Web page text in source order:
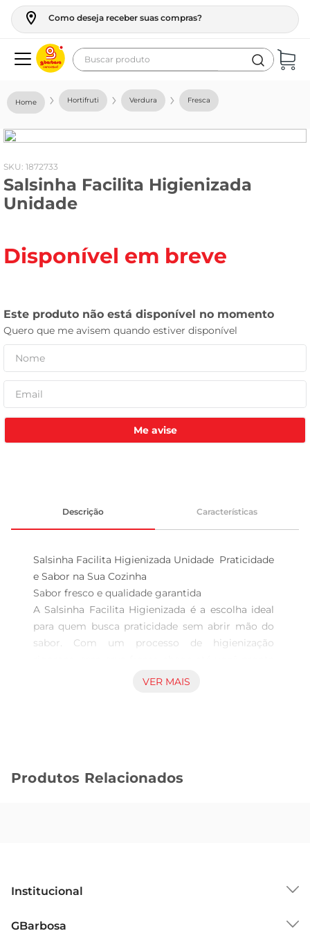
Como deseja receber suas compras?
Buscar produto
Hortifruti Verdura Fresca
: 1872733
Salsinha Facilita Higienizada
Unidade
Disponível em breve
Me avise
Descrição Características
Salsinha Facilita Higienizada Unidade  Praticidade
e Sabor na Sua Cozinha
Sabor fresco e qualidade garantida
A Salsinha Facilita Higienizada é a escolha ideal
para quem busca praticidade sem abrir mão do
sabor. Com um processo de higienização
para ser utilizada em suas receitas, garantindo
Com a Salsinha Facilita, você elimina o trabalho
em suas refeições sem complicações.
Essaerva é extremamente versátil e pode ser
VER MAIS
Produtos Relacionados
Institucional
GBarbosa
geladeira
fogao
café
cerveja
leite
tv